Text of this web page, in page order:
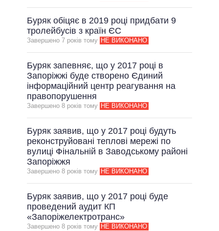
Буряк обіцяє в 2019 році придбати 9
тролейбусів з країн ЄС
Завершено 7 рокiв тому НЕ ВИКОНАНО
Буряк запевняє, що у 2017 році в
Запоріжжі буде створено Єдиний
інформаційний центр реагування на
правопорушення
Завершено 8 рокiв тому НЕ ВИКОНАНО
Буряк заявив, що у 2017 році будуть
реконструйовані теплові мережі по
вулиці Фінальній в Заводському районі
Запоріжжя
Завершено 8 рокiв тому НЕ ВИКОНАНО
Буряк заявив, що у 2017 році буде
проведений аудит КП
«Запоріжелектротранс»
Завершено 8 рокiв тому НЕ ВИКОНАНО